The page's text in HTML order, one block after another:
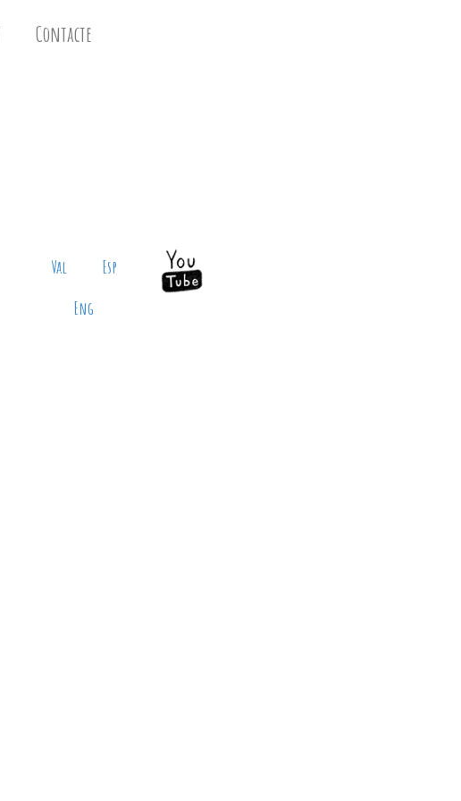
Contacte
Val
Esp
Eng